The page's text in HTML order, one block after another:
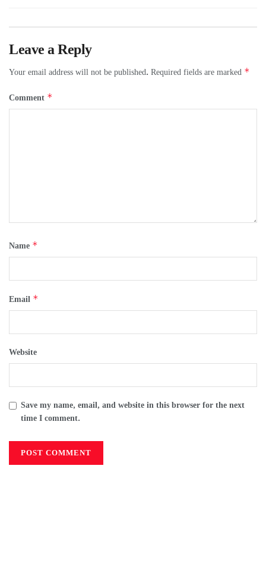
Leave a Reply
Your email address will not be published. Required fields are marked *
Comment *
Name *
Email *
Website
Save my name, email, and website in this browser for the next
time I comment.